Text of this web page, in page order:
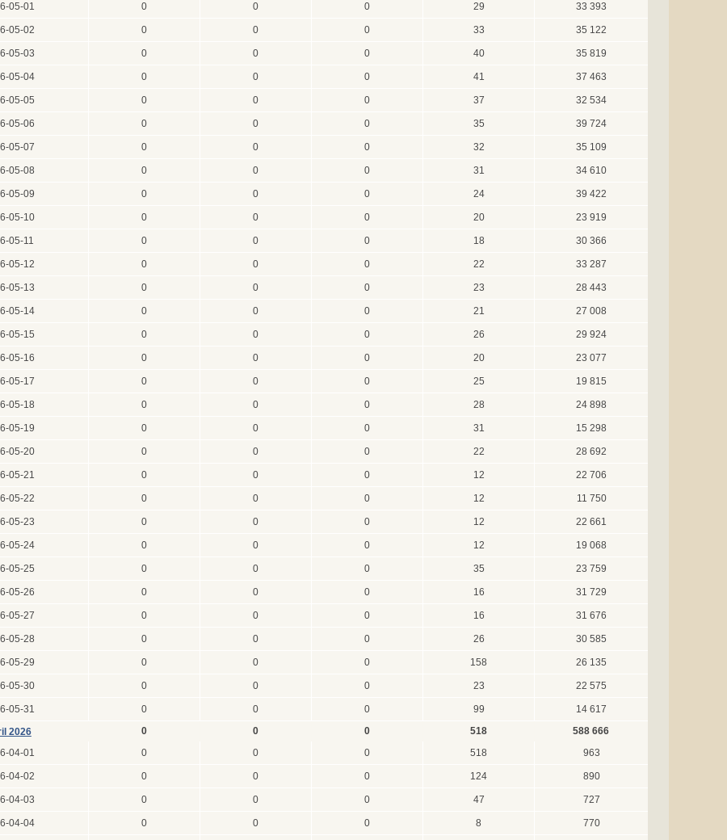
05-01
0 0 0 29 33 393
05-02 0 0 0 33 35 122
05-03 0 0 0 40 35 819
05-04 0 0 0 41 37 463
05-05 0 0 0 37 32 534
05-06 0 0 0 35 39 724
05-07 0 0 0 32 35 109
05-08 0 0 0 31 34 610
05-09 0 0 0 24 39 422
05-10 0 0 0 20 23 919
05-11 0 0 0 18 30 366
05-12 0 0 0 22 33 287
05-13 0 0 0 23 28 443
05-14 0 0 0 21 27 008
05-15 0 0 0 26 29 924
05-16 0 0 0 20 23 077
05-17 0 0 0 25 19 815
05-18 0 0 0 28 24 898
05-19 0 0 0 31 15 298
05-20 0 0 0 22 28 692
05-21 0 0 0 12 22 706
05-22 0 0 0 12 11 750
05-23 0 0 0 12 22 661
05-24 0 0 0 12 19 068
05-25 0 0 0 35 23 759
05-26 0 0 0 16 31 729
05-27 0 0 0 16 31 676
05-28 0 0 0 26 30 585
05-29 0 0 0 158 26 135
05-30 0 0 0 23 22 575
05-31 0 0 0 99
14 617
2026
0 0 0 518
588 666
04-01
0 0 0 518 963
04-02 0 0 0 124 890
04-03 0 0 0 47 727
04-04 0 0 0 8 770